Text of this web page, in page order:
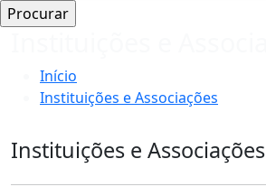
Início
Instituições e Associações
Instituições e Associações